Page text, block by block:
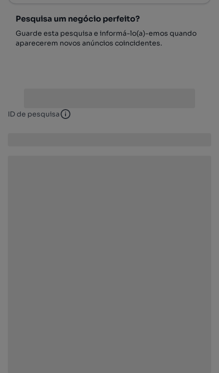
Pesquisa um negócio perfeito?
Guarde esta pesquisa e informá-lo(a)-emos quando
aparecerem novos anúncios coincidentes.
ID de pesquisa ID de pesquisa